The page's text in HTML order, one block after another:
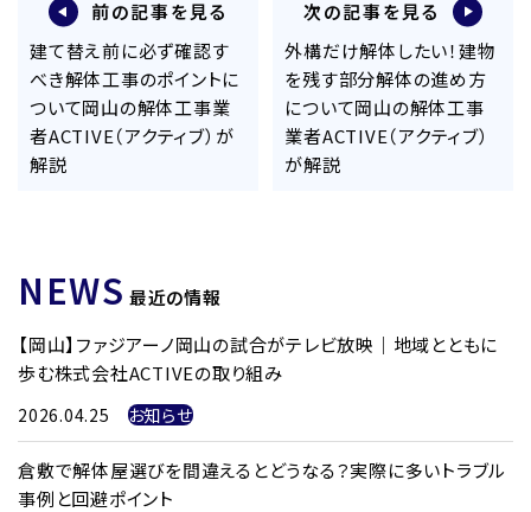
前の記事を見る
建て替え前に必ず確認す
べき解体工事のポイントに
ついて岡山の解体工事業
者ACTIVE（アクティブ）が
解説
次の記事を見る
外構だけ解体したい！建物
を残す部分解体の進め方
について岡山の解体工事
業者ACTIVE（アクティブ）
が解説
NEWS 最近の情報
【岡山】ファジアーノ岡山の試合がテレビ放映｜地域とともに
歩む株式会社ACTIVEの取り組み
2026.04.25 お知らせ
倉敷で解体屋選びを間違えるとどうなる？実際に多いトラブル
事例と回避ポイント